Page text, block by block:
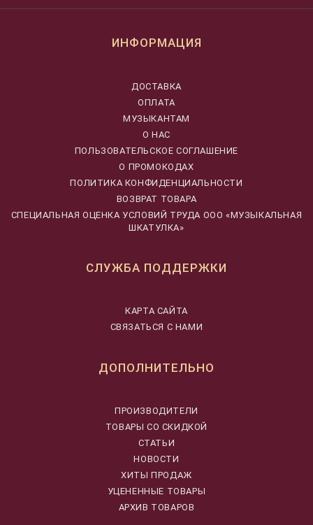
ИНФОРМАЦИЯ
ДОСТАВКА
ОПЛАТА
МУЗЫКАНТАМ
О НАС
ПОЛЬЗОВАТЕЛЬСКОЕ СОГЛАШЕНИЕ
О ПРОМОКОДАХ
ПОЛИТИКА КОНФИДЕНЦИАЛЬНОСТИ
ВОЗВРАТ ТОВАРА
CПЕЦИАЛЬНАЯ ОЦЕНКА УСЛОВИЙ ТРУДА ООО «МУЗЫКАЛЬНАЯ
ШКАТУЛКА»
СЛУЖБА ПОДДЕРЖКИ
КАРТА САЙТА
СВЯЗАТЬСЯ С НАМИ
ДОПОЛНИТЕЛЬНО
ПРОИЗВОДИТЕЛИ
ТОВАРЫ СО СКИДКОЙ
СТАТЬИ
НОВОСТИ
ХИТЫ ПРОДАЖ
УЦЕНЕННЫЕ ТОВАРЫ
АРХИВ ТОВАРОВ